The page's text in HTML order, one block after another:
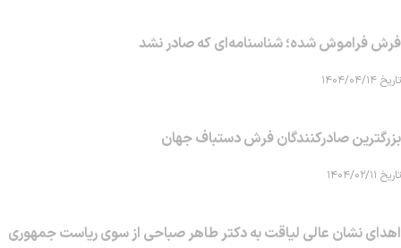
فرش فراموش شده؛ شناسنامه‌ای که صادر نشد
تاریخ ۱۴۰۴/۰۴/۱۴
بزرگترین صادرکنندگان فرش دستباف جهان
تاریخ ۱۴۰۴/۰۲/۱۱
اهدای نشان عالی لیاقت به دکتر طاهر صباحی از سوی ریاست جمهوری